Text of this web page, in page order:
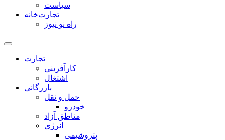
سیاست
تجارت‌خانه
راه نو نیوز
تجارت
کارآفرینی
اشتغال
بازرگانی
حمل و نقل
خودرو
مناطق آزاد
انرژی
پتروشیمی